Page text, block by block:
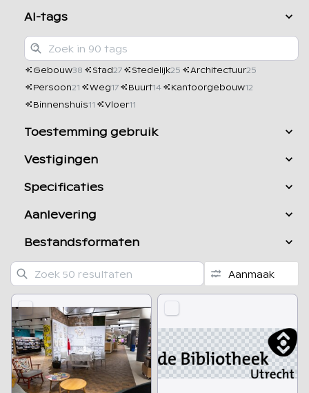
AI-tags
Gebouw38 Stad27 Stedelijk25 Architectuur25
Persoon21 Weg17 Buurt14 Kantoorgebouw12
Binnenshuis11 Vloer11
Toestemming gebruik
Vestigingen
Specificaties
Aanlevering
Bestandsformaten